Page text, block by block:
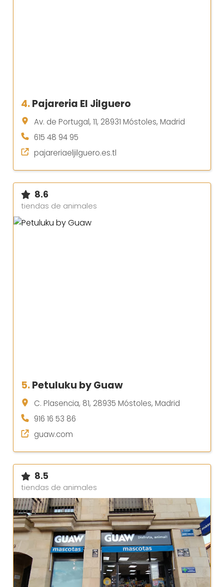
4.Pajareria El Jilguero
Av. de Portugal, 11, 28931 Móstoles, Madrid
615 48 94 95
pajareriaeljilguero.es.tl
8.6
tiendas de animales
5.Petuluku by Guaw
C. Plasencia, 81, 28935 Móstoles, Madrid
916 16 53 86
guaw.com
8.5
tiendas de animales